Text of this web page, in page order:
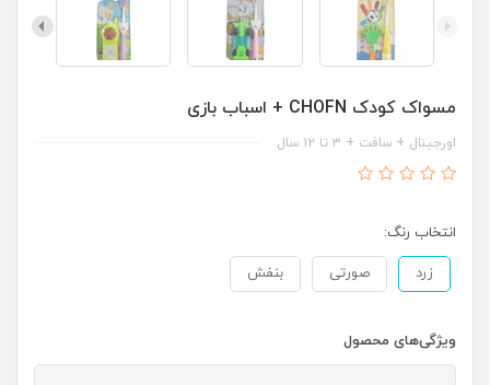
مسواک کودک CHOFN + اسباب بازی
اورجینال + سافت + ۳ تا ۱۲ سال
انتخاب رنگ:
زرد صورتی بنفش
ویژگی‌های محصول